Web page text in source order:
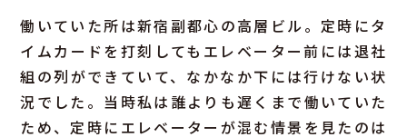
働いていた所は新宿副都心の高層ビル。定時にタ
イムカードを打刻してもエレベーター前には退社
組の列ができていて、なかなか下には行けない状
況でした。当時私は誰よりも遅くまで働いていた
ため、定時にエレベーターが混む情景を見たのは